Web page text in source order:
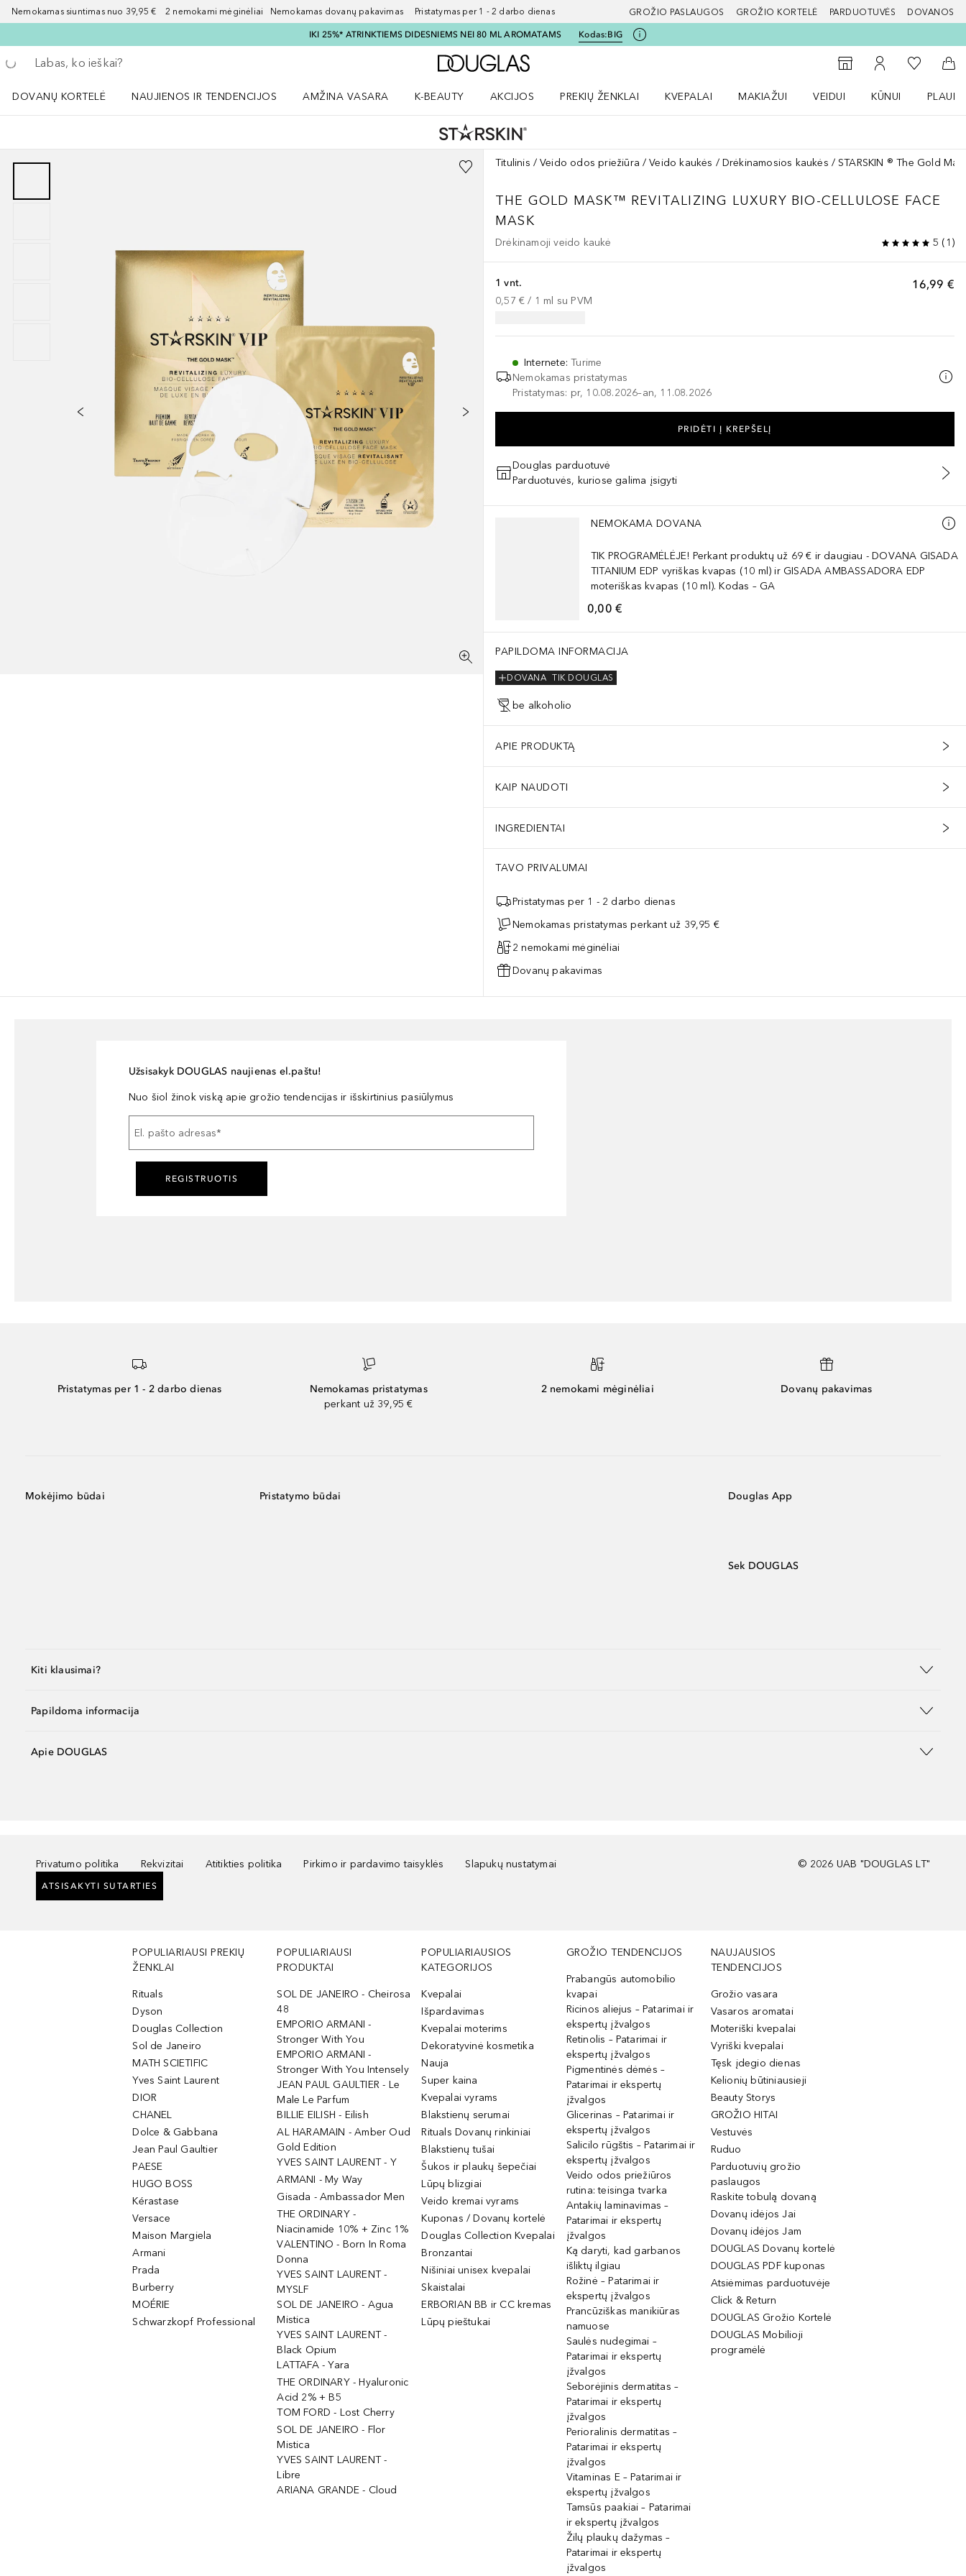
Nemokamas siuntimas nuo 39,95 € 2 nemokami mėginėliai Nemokamas dovanų pakavimas Pristatymas per 1 - 2 darbo dienas GROŽIO PASLAUGOS GROŽIO KORTELĖ PARDUOTUVĖS DOVANOS
IKI 25%* ATRINKTIEMS DIDESNIEMS NEI 80 ML AROMATAMS Kodas:BIG
Grįžk atgal
Vykdykite paiešką
Į Douglas pagrindinį puslapį
Į parduotuvių paiešką
Į mano paskyrą
Į mano
Į
DOVANŲ KORTELĖ
NAUJIENOS IR TENDENCIJOS
AMŽINA VASARA
K-BEAUTY
AKCIJOS
PREKIŲ ŽENKLAI
KVEPALAI
MAKIAŽUI
VEIDUI
KŪNUI
Titulinis Veido odos priežiūra Veido kaukės Drėkinamosios kaukės STARSKIN ® The Gold
THE GOLD MASK™ REVITALIZING LUXURY BIO-CELLULOSE FACE
MASK
Drėkinamoji veido kaukė 5 ( 1 )
16,99 €
1 vnt.
0,57 € / 1 ml su PVM
Internete:Turime
Nemokamas pristatymas
Pristatymas: pr, 10.08.2026–an, 11.08.2026
PRIDĖTI Į KREPŠELĮ
Douglas parduotuvė
Parduotuvės, kuriose galima įsigyti
Praleisti slankiklį
NEMOKAMA DOVANA
TIK PROGRAMĖLĖJE! Perkant produktų už 69 € ir daugiau - DOVANA GISADA
TITANIUM EDP vyriškas kvapas (10 ml) ir GISADA AMBASSADORA EDP
moteriškas kvapas (10 ml). Kodas – GA
0,00 €
PAPILDOMA INFORMACIJA
TIK DOUGLAS
DOVANA
be alkoholio
APIE PRODUKTĄ
KAIP NAUDOTI
INGREDIENTAI
TAVO PRIVALUMAI
Pristatymas per 1 - 2 darbo dienas
Nemokamas pristatymas perkant už 39,95 €
2 nemokami mėginėliai
Dovanų pakavimas
Užsisakyk DOUGLAS naujienas el.paštu!
Nuo šiol žinok viską apie grožio tendencijas ir išskirtinius pasiūlymus
El. pašto adresas*
REGISTRUOTIS
Pristatymas per 1 - 2 darbo dienas
Nemokamas pristatymas
perkant už 39,95 €
2 nemokami mėginėliai Dovanų pakavimas
Mokėjimo būdai Pristatymo būdai Douglas App
Sek DOUGLAS
Kiti klausimai?
Papildoma informacija
Apie DOUGLAS
Privatumo politika Rekvizitai Atitikties politika Pirkimo ir pardavimo taisyklės Slapukų nustatymai
ATSISAKYTI SUTARTIES
© 2026 UAB "DOUGLAS LT"
POPULIARIAUSI PREKIŲ
ŽENKLAI
Rituals
Dyson
Douglas Collection
Sol de Janeiro
MATH SCIETIFIC
Yves Saint Laurent
DIOR
CHANEL
Dolce & Gabbana
Jean Paul Gaultier
PAESE
HUGO BOSS
Kérastase
Versace
Maison Margiela
Armani
Prada
Burberry
MOÉRIE
Schwarzkopf Professional
POPULIARIAUSI
PRODUKTAI
SOL DE JANEIRO - Cheirosa
48
EMPORIO ARMANI -
Stronger With You
EMPORIO ARMANI -
Stronger With You Intensely
JEAN PAUL GAULTIER - Le
Male Le Parfum
BILLIE EILISH - Eilish
AL HARAMAIN - Amber Oud
Gold Edition
YVES SAINT LAURENT - Y
ARMANI - My Way
Gisada - Ambassador Men
THE ORDINARY -
Niacinamide 10% + Zinc 1%
VALENTINO - Born In Roma
Donna
YVES SAINT LAURENT -
MYSLF
SOL DE JANEIRO - Agua
Mistica
YVES SAINT LAURENT -
Black Opium
LATTAFA - Yara
THE ORDINARY - Hyaluronic
Acid 2% + B5
TOM FORD - Lost Cherry
SOL DE JANEIRO - Flor
Mistica
YVES SAINT LAURENT -
Libre
ARIANA GRANDE - Cloud
POPULIARIAUSIOS
KATEGORIJOS
Kvepalai
Išpardavimas
Kvepalai moterims
Dekoratyvinė kosmetika
Nauja
Super kaina
Kvepalai vyrams
Blakstienų serumai
Rituals Dovanų rinkiniai
Blakstienų tušai
Šukos ir plaukų šepečiai
Lūpų blizgiai
Veido kremai vyrams
Kuponas / Dovanų kortelė
Douglas Collection Kvepalai
Bronzantai
Nišiniai unisex kvepalai
Skaistalai
ERBORIAN BB ir CC kremas
Lūpų pieštukai
GROŽIO TENDENCIJOS
Prabangūs automobilio
kvapai
Ricinos aliejus – Patarimai ir
ekspertų įžvalgos
Retinolis – Patarimai ir
ekspertų įžvalgos
Pigmentinės dėmės –
Patarimai ir ekspertų
įžvalgos
Glicerinas – Patarimai ir
ekspertų įžvalgos
Salicilo rūgštis – Patarimai ir
ekspertų įžvalgos
Veido odos priežiūros
rutina: teisinga tvarka
Antakių laminavimas –
Patarimai ir ekspertų
įžvalgos
Ką daryti, kad garbanos
išliktų ilgiau
Rožinė – Patarimai ir
ekspertų įžvalgos
Prancūziškas manikiūras
namuose
Saulės nudegimai –
Patarimai ir ekspertų
įžvalgos
Seborėjinis dermatitas –
Patarimai ir ekspertų
įžvalgos
Perioralinis dermatitas –
Patarimai ir ekspertų
įžvalgos
Vitaminas E – Patarimai ir
ekspertų įžvalgos
Tamsūs paakiai – Patarimai
ir ekspertų įžvalgos
Žilų plaukų dažymas –
Patarimai ir ekspertų
įžvalgos
NAUJAUSIOS
TENDENCIJOS
Grožio vasara
Vasaros aromatai
Moteriški kvepalai
Vyriški kvepalai
Tęsk įdegio dienas
Kelionių būtiniausieji
Beauty Storys
GROŽIO HITAI
Vestuvės
Ruduo
Parduotuvių grožio
paslaugos
Raskite tobulą dovaną
Dovanų idėjos Jai
Dovanų idėjos Jam
DOUGLAS Dovanų kortelė
DOUGLAS PDF kuponas
Atsiėmimas parduotuvėje
Click & Return
DOUGLAS Grožio Kortelė
DOUGLAS Mobilioji
programėlė